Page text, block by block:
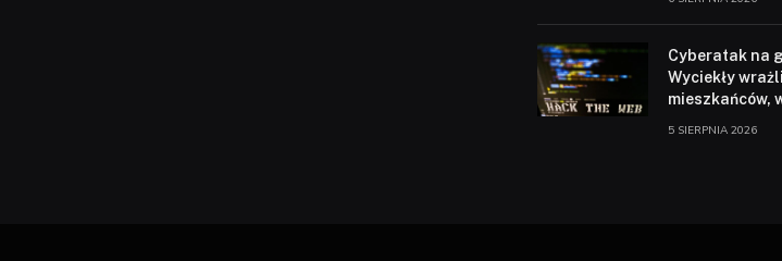
Cyberatak na
Wyciekły
mieszkańców,
5 SIERPNIA 2026